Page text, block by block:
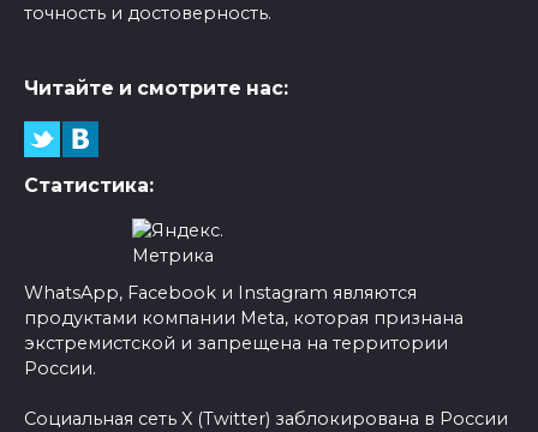
точность и достоверность.
Читайте и смотрите нас:
Статистика:
WhatsApp, Facebook и Instagram являются
продуктами компании Meta, которая признана
экстремистской и запрещена на территории
России.
Социальная сеть X (Twitter) заблокирована в России